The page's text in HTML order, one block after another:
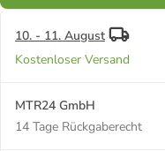
10. - 11. August
Kostenloser Versand
MTR24 GmbH
14 Tage Rückgaberecht